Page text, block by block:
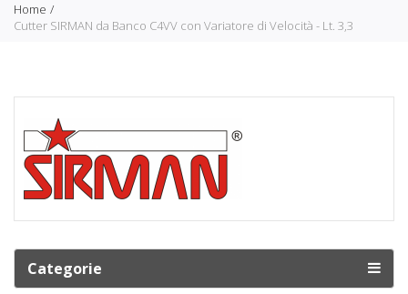
Home
Cutter SIRMAN da Banco C4VV con Variatore di Velocità - Lt. 3,3
Categorie